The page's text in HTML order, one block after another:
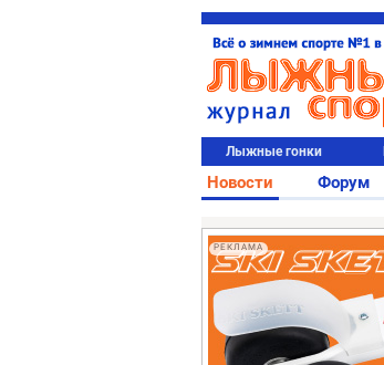
Лыжные гонки
Новости Форум
РЕКЛАМА